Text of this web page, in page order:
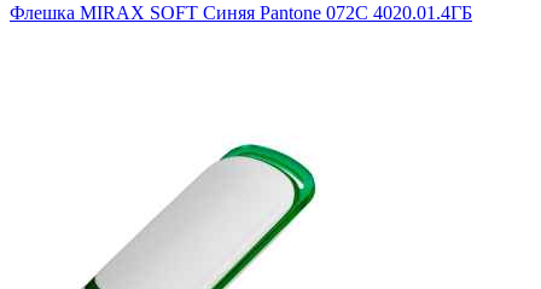
Флешка MIRAX SOFT Синяя Pantone 072C 4020.01.4ГБ